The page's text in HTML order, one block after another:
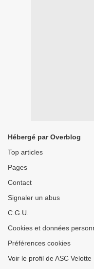
Hébergé par Overblog
Top articles
Pages
Contact
Signaler un abus
C.G.U.
Cookies et données
Préférences cookies
Voir le profil de ASC